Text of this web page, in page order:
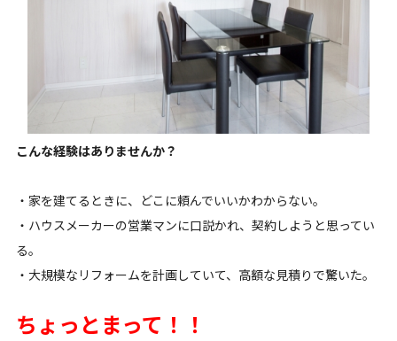
こんな経験はありませんか？
・家を建てるときに、どこに頼んでいいかわからない。
・ハウスメーカーの営業マンに口説かれ、契約しようと思ってい
る。
・大規模なリフォームを計画していて、高額な見積りで驚いた。
ちょっとまって！！